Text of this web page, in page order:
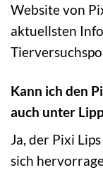
Website von
aktuellsten
Kann ich den
auch unter
Ja, der Pixi
sich